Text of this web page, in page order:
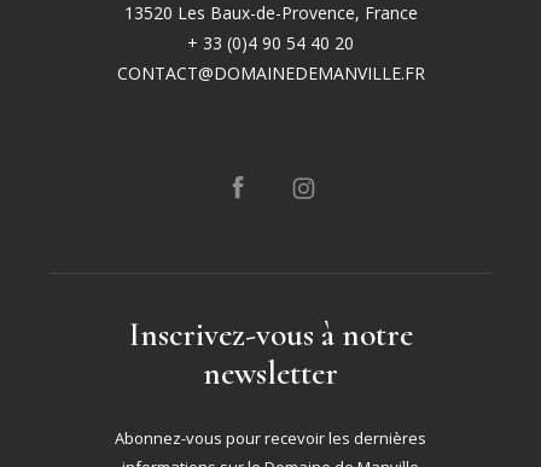
13520 Les Baux-de-Provence, France
+ 33 (0)4 90 54 40 20
CONTACT@DOMAINEDEMANVILLE.FR
Inscrivez-vous à notre
newsletter
Abonnez-vous pour recevoir les dernières